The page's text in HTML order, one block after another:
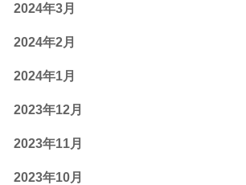
2024年3月
2024年2月
2024年1月
2023年12月
2023年11月
2023年10月